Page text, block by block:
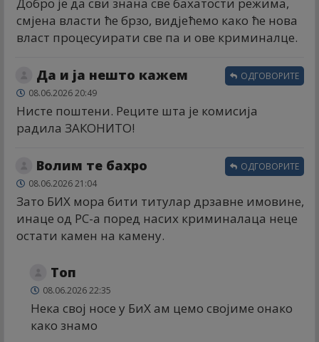
Добро је да сви знана све бахатости режима,
смјена власти ће брзо, видјећемо како ће нова
власт процесуирати све па и ове криминалце.
Да и ја нешто кажем
08.06.2026 20:49
Нисте поштени. Реците шта је комисија
радила ЗАКОНИТО!
ОДГОВОРИТЕ
Волим те бахро
08.06.2026 21:04
Зато БИХ мора бити титулар дрзавне имовине,
инаце од РС-а поред насих криминалаца неце
остати камен на камену.
ОДГОВОРИТЕ
Топ
08.06.2026 22:35
Нека свој носе у БиХ ам цемо својиме онако
како знамо